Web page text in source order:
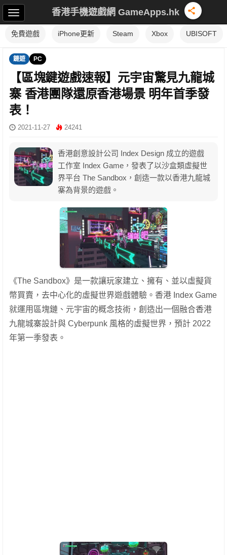
香港手機遊戲網 GameApps.hk
免費遊戲 iPhone更新 Steam Xbox UBISOFT
鏈遊 PC
【區塊鍵遊戲速報】元宇宙驚見九龍城
寨 香港團隊還原香港場景 明年首季發
表！
2021-11-27 24241
香港創意設計公司 Index Design 成立的遊戲
工作室 Index Game，發表了以沙盒類虛擬世
界平台 The Sandbox，創造一款以香港九龍城
寨為背景的遊戲。
《The Sandbox》是一款讓玩家建立、擁有、並以虛擬貨
幣買賣，去中心化的虛擬世界遊戲體驗。香港 Index Game
就運用區塊鏈、元宇宙的概念技術，創造出一個融合香港
九龍城寨設計與 Cyberpunk 風格的虛擬世界，預計 2022
年第一季發表。